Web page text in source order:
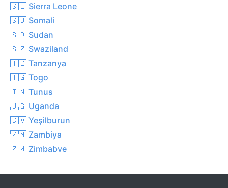
🇸🇱 Sierra Leone
🇸🇴 Somali
🇸🇩 Sudan
🇸🇿 Swaziland
🇹🇿 Tanzanya
🇹🇬 Togo
🇹🇳 Tunus
🇺🇬 Uganda
🇨🇻 Yeşilburun
🇿🇲 Zambiya
🇿🇼 Zimbabve